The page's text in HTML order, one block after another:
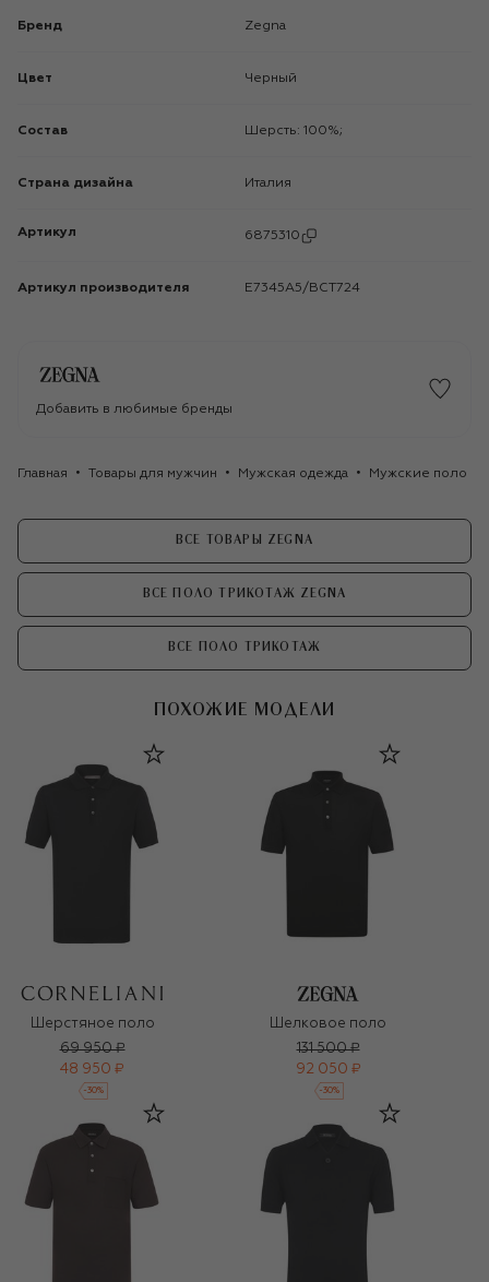
Бренд Zegna
Цвет Черный
Состав Шерсть: 100%;
Страна дизайна Италия
Артикул 6875310
Артикул производителя E7345A5/BCT724
Добавить в любимые бренды
Главная Товары для мужчин Мужская одежда Мужские поло
ВСЕ ТОВАРЫ ZEGNA
ВСЕ ПОЛО ТРИКОТАЖ ZEGNA
ВСЕ ПОЛО ТРИКОТАЖ
ПОХОЖИЕ МОДЕЛИ
Шерстяное поло
69 950 ₽
48 950 ₽
-30%
Шелковое поло
131 500 ₽
92 050 ₽
-30%